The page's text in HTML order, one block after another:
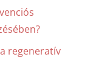
regeneratív